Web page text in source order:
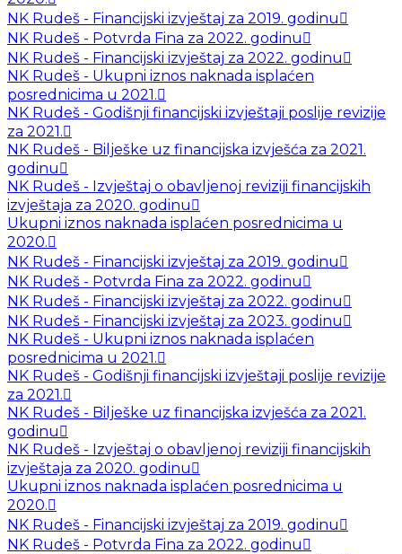
NK Rudeš - Financijski izvještaj za 2019. godinu
NK Rudeš - Potvrda Fina za 2022. godinu
NK Rudeš - Financijski izvještaj za 2022. godinu
NK Rudeš - Ukupni iznos naknada isplaćen
posrednicima u 2021.
NK Rudeš - Godišnji financijski izvještaji poslije revizije
za 2021.
NK Rudeš - Bilješke uz financijska izvješća za 2021.
godinu
NK Rudeš - Izvještaj o obavljenoj reviziji financijskih
izvještaja za 2020. godinu
Ukupni iznos naknada isplaćen posrednicima u
2020.
NK Rudeš - Financijski izvještaj za 2019. godinu
NK Rudeš - Potvrda Fina za 2022. godinu
NK Rudeš - Financijski izvještaj za 2022. godinu
NK Rudeš - Financijski izvještaj za 2023. godinu
NK Rudeš - Ukupni iznos naknada isplaćen
posrednicima u 2021.
NK Rudeš - Godišnji financijski izvještaji poslije revizije
za 2021.
NK Rudeš - Bilješke uz financijska izvješća za 2021.
godinu
NK Rudeš - Izvještaj o obavljenoj reviziji financijskih
izvještaja za 2020. godinu
Ukupni iznos naknada isplaćen posrednicima u
2020.
NK Rudeš - Financijski izvještaj za 2019. godinu
NK Rudeš - Potvrda Fina za 2022. godinu